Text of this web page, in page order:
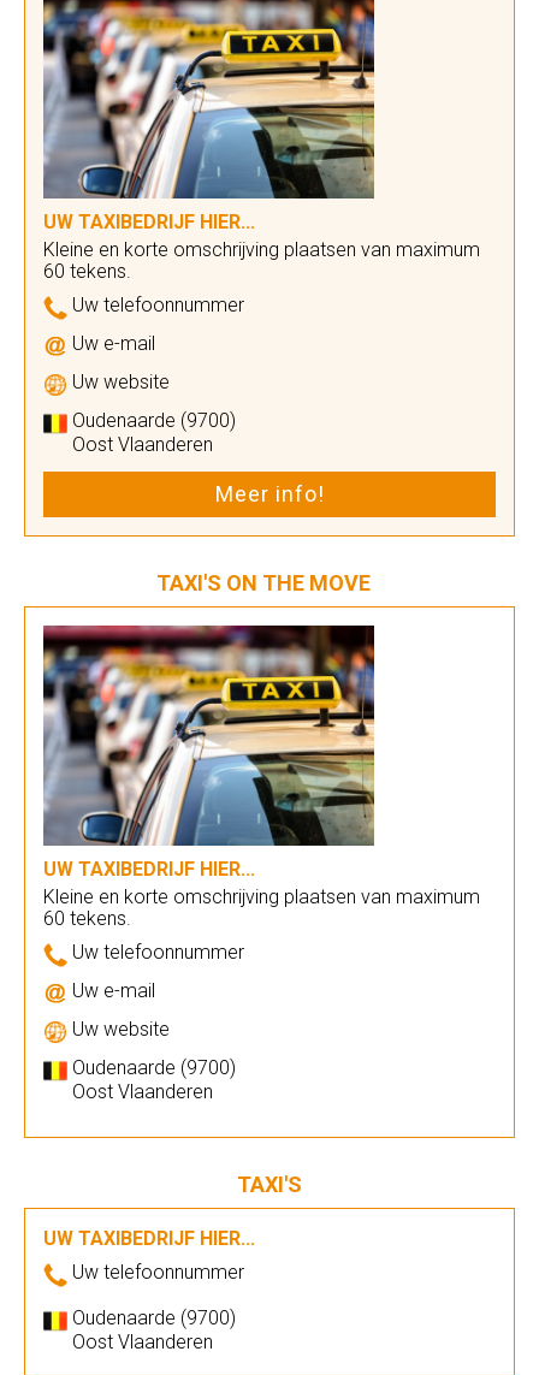
UW TAXIBEDRIJF HIER...
Kleine en korte omschrijving plaatsen van maximum
60 tekens.
Uw telefoonnummer
Uw e-mail
Uw website
Oudenaarde (9700)
Oost Vlaanderen
Meer info!
TAXI'S ON THE MOVE
UW TAXIBEDRIJF HIER...
Kleine en korte omschrijving plaatsen van maximum
60 tekens.
Uw telefoonnummer
Uw e-mail
Uw website
Oudenaarde (9700)
Oost Vlaanderen
TAXI'S
UW TAXIBEDRIJF HIER...
Uw telefoonnummer
Oudenaarde (9700)
Oost Vlaanderen